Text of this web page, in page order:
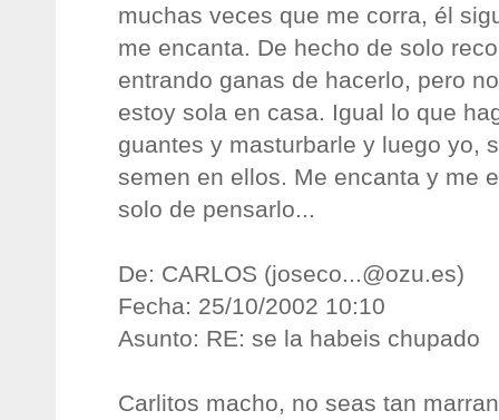
muchas veces que me corra, él
me encanta. De hecho de solo
entrando ganas de hacerlo, pero
estoy sola en casa. Igual lo que
guantes y masturbarle y luego yo,
semen en ellos. Me encanta y me
solo de pensarlo...
De: CARLOS (joseco...@ozu.es)
Fecha: 25/10/2002 10:10
Asunto: RE: se la habeis chupado
Carlitos macho, no seas tan